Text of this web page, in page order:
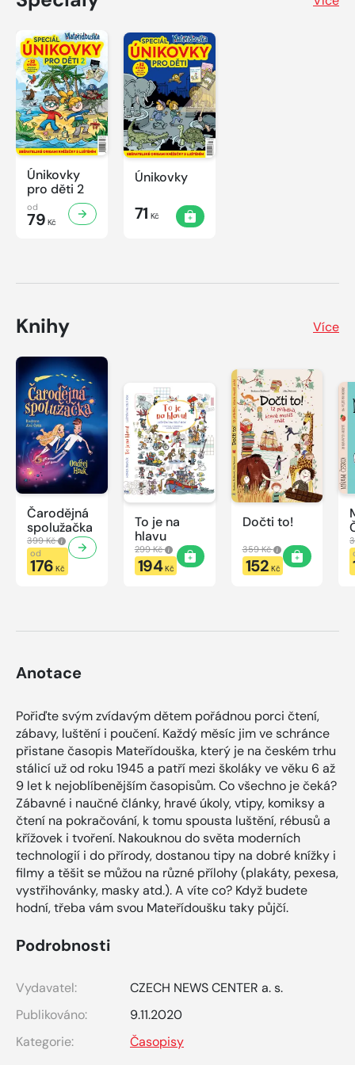
Únikovky
pro děti 2
od
79 Kč
Únikovky
71 Kč
Knihy Více
Čarodějná
spolužačka
399 Kč
od
176 Kč
To je na
hlavu
299 Kč
194Kč
Dočti to!
359 Kč
152 Kč
Anotace
Pořiďte svým zvídavým dětem pořádnou porci čtení,
zábavy, luštění i poučení. Každý měsíc jim ve schránce
přistane časopis Mateřídouška, který je na českém trhu
stálicí už od roku 1945 a patří mezi školáky ve věku 6 až
9 let k nejoblíbenějším časopisům. Co všechno je čeká?
Zábavné i naučné články, hravé úkoly, vtipy, komiksy a
čtení na pokračování, k tomu spousta luštění, rébusů a
křížovek i tvoření. Nakouknou do světa moderních
technologií i do přírody, dostanou tipy na dobré knížky i
filmy a těšit se můžou na různé přílohy (plakáty, pexesa,
vystřihovánky, masky atd.). A víte co? Když budete
hodní, třeba vám svou Mateřídoušku taky půjčí.
Podrobnosti
Vydavatel:
CZECH NEWS CENTER a. s.
Publikováno:
9.11.2020
Kategorie:
Časopisy